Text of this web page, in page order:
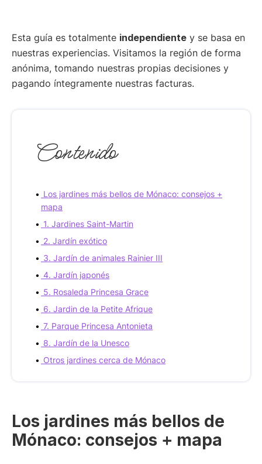
Esta guía es totalmente independiente y se basa en
nuestras experiencias. Visitamos la región de forma
anónima, tomando nuestras propias decisiones y
pagando íntegramente nuestras facturas.
Contenido
Los jardines más bellos de Mónaco: consejos +
mapa
1. Jardines Saint-Martin
2. Jardín exótico
3. Jardín de animales Rainier III
4. Jardín japonés
5. Rosaleda Princesa Grace
6. Jardin de la Petite Afrique
7. Parque Princesa Antonieta
8. Jardín de la Unesco
Otros jardines cerca de Mónaco
Los jardines más bellos de
Mónaco: consejos + mapa